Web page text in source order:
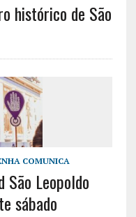
histórico de São
COMUNICA
Leopoldo
sábado